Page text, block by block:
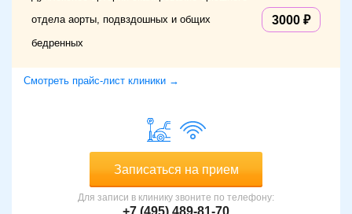
отдела аорты, подвздошных и общих
бедренных
3000
Смотреть прайс-лист клиники →
Записаться на прием
Для записи в клинику звоните по телефону: